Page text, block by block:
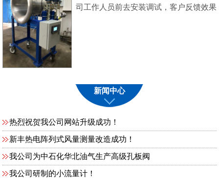
司工作人员前去安装调试，客户反馈效果
新闻中心
热烈祝贺我公司网站升级成功！
新丰热电阵列式风量测量改造成功！
我公司为中石化华北油气生产高级孔板阀
我公司研制的小流量计！